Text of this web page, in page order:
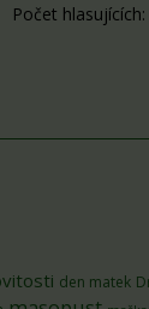
Počet hlasujících:
den matek